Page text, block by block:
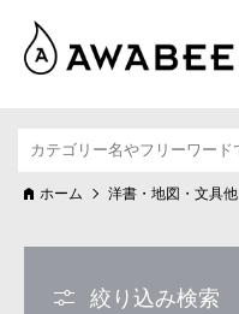
ホーム 洋書・地図・文具他
絞り込み検索